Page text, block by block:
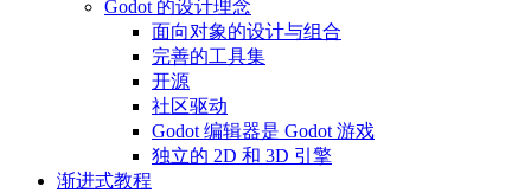
Godot 的设计理念
面向对象的设计与组合
完善的工具集
开源
社区驱动
Godot 编辑器是 Godot 游戏
独立的 2D 和 3D 引擎
渐进式教程